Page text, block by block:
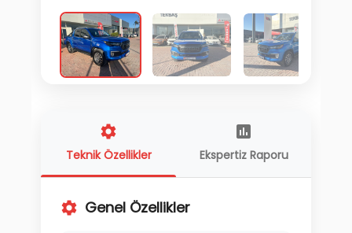
Teknik Özellikler Ekspertiz Raporu
Genel Özellikler